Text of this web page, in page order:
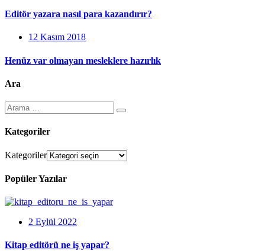
Editör yazara nasıl para kazandırır?
12 Kasım 2018
Henüz var olmayan mesleklere hazırlık
Ara
Kategoriler
Kategoriler
Popüler Yazılar
2 Eylül 2022
Kitap editörü ne iş yapar?